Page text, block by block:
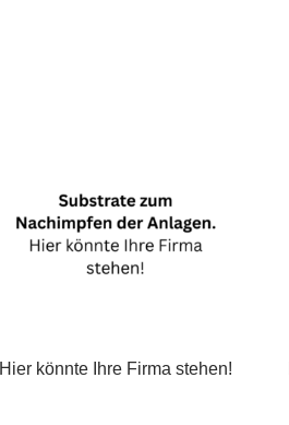
Hier könnte Ihre Firma stehen!